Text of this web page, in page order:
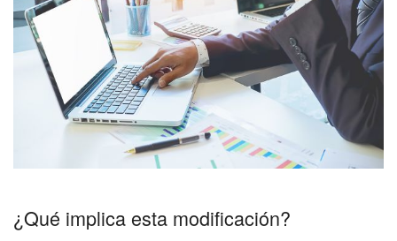
¿Qué implica esta modificación?